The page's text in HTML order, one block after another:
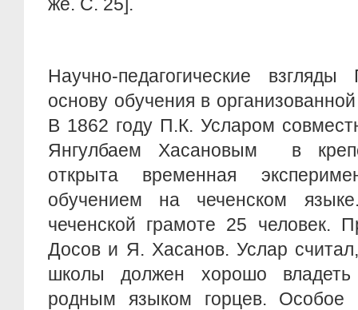
Научно-педагогические
основу обучения в
В 1862 году П.К. Усларом
Янгулбаем Хасановым в
открыта временная
обучением на чеченском
чеченской грамоте 25 человек.
Досов и Я. Хасанов. Услар
школы должен хорошо
родным языком горцев. Особое